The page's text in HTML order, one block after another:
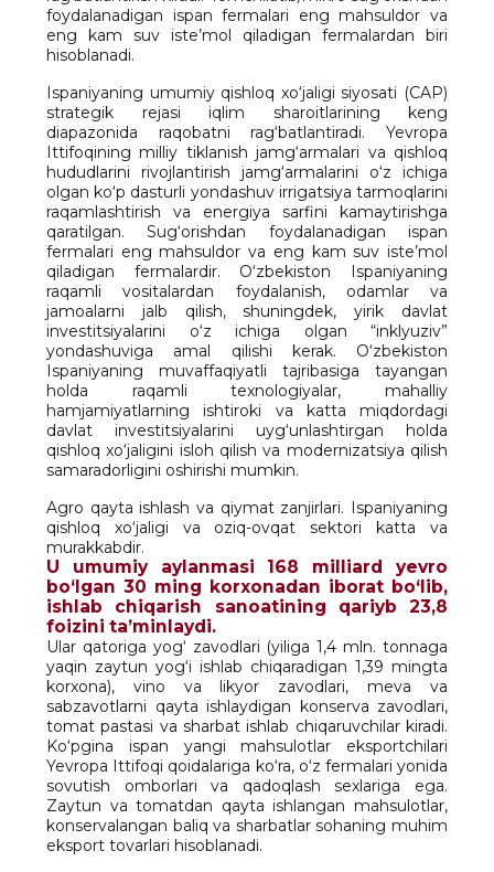
foydalanadigan ispan fermalari eng mahsuldor va
eng kam suv iste’mol qiladigan fermalardan biri
hisoblanadi.
Ispaniyaning umumiy qishloq xo‘jaligi siyosati (CAP)
strategik rejasi iqlim sharoitlarining keng
diapazonida raqobatni rag‘batlantiradi. Yevropa
Ittifoqining milliy tiklanish jamg‘armalari va qishloq
hududlarini rivojlantirish jamg‘armalarini o‘z ichiga
olgan ko‘p dasturli yondashuv irrigatsiya tarmoqlarini
raqamlashtirish va energiya sarfini kamaytirishga
qaratilgan. Sug‘orishdan foydalanadigan ispan
fermalari eng mahsuldor va eng kam suv iste’mol
qiladigan fermalardir. O‘zbekiston Ispaniyaning
raqamli vositalardan foydalanish, odamlar va
jamoalarni jalb qilish, shuningdek, yirik davlat
investitsiyalarini o‘z ichiga olgan “inklyuziv”
yondashuviga amal qilishi kerak. O‘zbekiston
Ispaniyaning muvaffaqiyatli tajribasiga tayangan
holda raqamli texnologiyalar, mahalliy
hamjamiyatlarning ishtiroki va katta miqdordagi
davlat investitsiyalarini uyg‘unlashtirgan holda
qishloq xo‘jaligini isloh qilish va modernizatsiya qilish
samaradorligini oshirishi mumkin.
Agro qayta ishlash va qiymat zanjirlari. Ispaniyaning
qishloq xo‘jaligi va oziq-ovqat sektori katta va
murakkabdir.
U umumiy aylanmasi 168 milliard yevro
bo‘lgan 30 ming korxonadan iborat bo‘lib,
ishlab chiqarish sanoatining qariyb 23,8
foizini ta’minlaydi.
Ular qatoriga yog‘ zavodlari (yiliga 1,4 mln. tonnaga
yaqin zaytun yog‘i ishlab chiqaradigan 1,39 mingta
korxona), vino va likyor zavodlari, meva va
sabzavotlarni qayta ishlaydigan konserva zavodlari,
tomat pastasi va sharbat ishlab chiqaruvchilar kiradi.
Ko‘pgina ispan yangi mahsulotlar eksportchilari
Yevropa Ittifoqi qoidalariga ko‘ra, o‘z fermalari yonida
sovutish omborlari va qadoqlash sexlariga ega.
Zaytun va tomatdan qayta ishlangan mahsulotlar,
konservalangan baliq va sharbatlar sohaning muhim
eksport tovarlari hisoblanadi.